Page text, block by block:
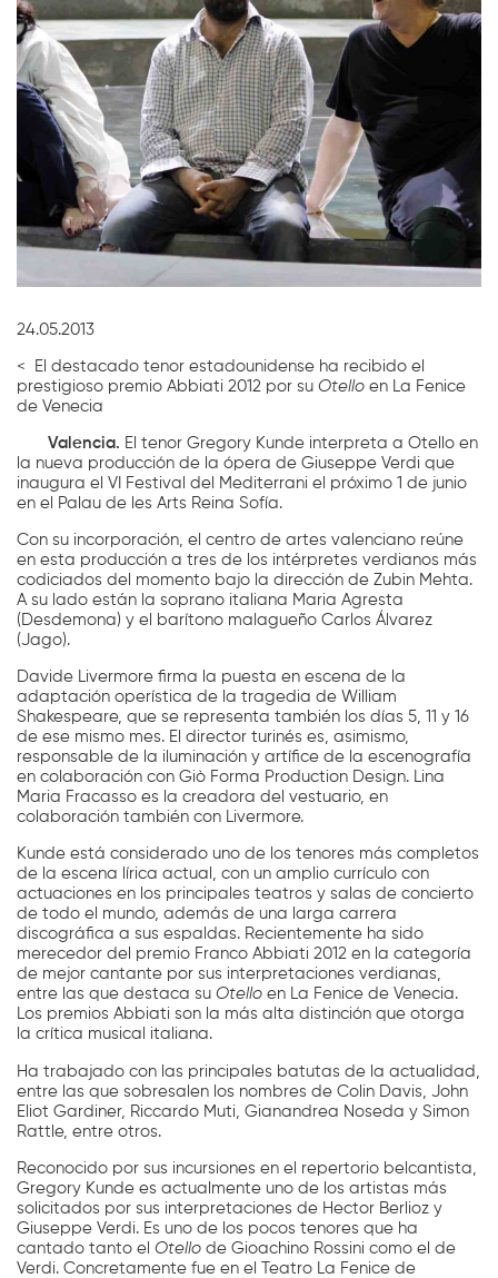
24.05.2013
< El destacado tenor estadounidense ha recibido el
prestigioso premio Abbiati 2012 por suOtelloen La Fenice
de Venecia
Valencia. El tenor Gregory Kunde interpreta a Otello en
la nueva producción de la ópera de Giuseppe Verdi que
inaugura el VI Festival del Mediterrani el próximo 1 de junio
en el Palau de les Arts Reina Sofía.
Con su incorporación, el centro de artes valenciano reúne
en esta producción a tres de los intérpretes verdianos más
codiciados del momento bajo la dirección de Zubin Mehta.
A su lado están la soprano italiana Maria Agresta
(Desdemona) y el barítono malagueño Carlos Álvarez
(Jago).
Davide Livermore firma la puesta en escena de la
adaptación operística de la tragedia de William
Shakespeare, que se representa también los días 5, 11 y 16
de ese mismo mes. El director turinés es, asimismo,
responsable de la iluminación y artífice de la escenografía
en colaboración con Giò Forma Production Design. Lina
Maria Fracasso es la creadora del vestuario, en
colaboración también con Livermore.
Kunde está considerado uno de los tenores más completos
de la escena lírica actual, con un amplio currículo con
actuaciones en los principales teatros y salas de concierto
de todo el mundo, además de una larga carrera
discográfica a sus espaldas. Recientemente ha sido
merecedor del premio Franco Abbiati 2012 en la categoría
de mejor cantante por sus interpretaciones verdianas,
entre las que destaca suOtelloen La Fenice de Venecia.
Los premios Abbiati son la más alta distinción que otorga
la crítica musical italiana.
Ha trabajado con las principales batutas de la actualidad,
entre las que sobresalen los nombres de Colin Davis, John
Eliot Gardiner, Riccardo Muti, Gianandrea Noseda y Simon
Rattle, entre otros.
Reconocido por sus incursiones en el repertorio belcantista,
Gregory Kunde es actualmente uno de los artistas más
solicitados por sus interpretaciones de Hector Berlioz y
Giuseppe Verdi. Es uno de los pocos tenores que ha
cantado tanto elOtello de Gioachino Rossini como el de
Verdi. Concretamente fue en el Teatro La Fenice de